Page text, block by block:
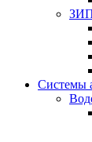
Системы